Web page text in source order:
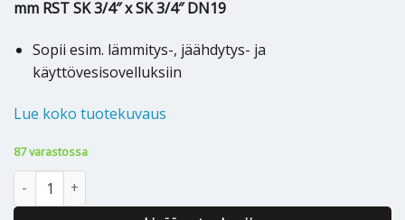
mm RST SK 3/4″ x SK 3/4″ DN19
Sopii esim. lämmitys-, jäähdytys- ja
käyttövesisovelluksiin
Lue koko tuotekuvaus
87 varastossa
KYTKENTÄLETKU RST SK 3/4" x SK 3/4" O2B – 1500mm määrä